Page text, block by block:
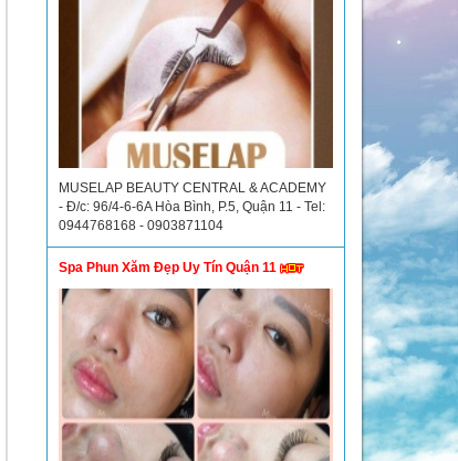
MUSELAP BEAUTY CENTRAL & ACADEMY
- Đ/c: 96/4-6-6A Hòa Bình, P.5, Quận 11 - Tel:
0944768168 - 0903871104
Spa Phun Xăm Đẹp Uy Tín Quận 11